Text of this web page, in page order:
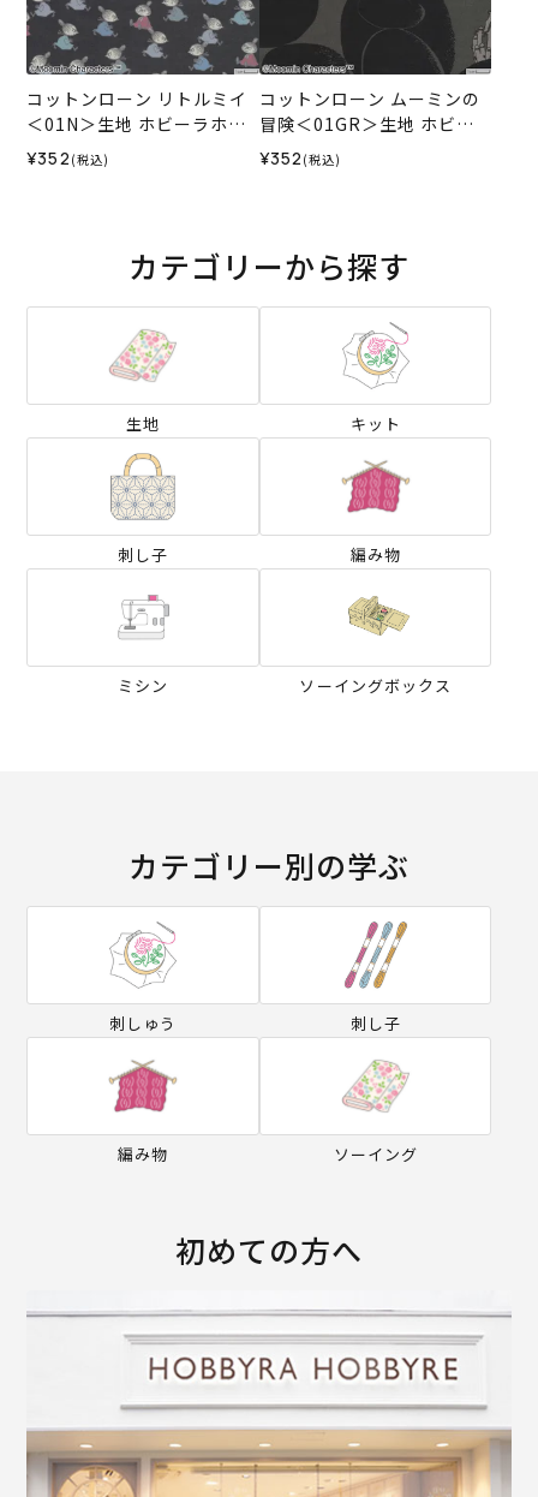
コットンローン リトルミイ
＜01N＞生地 ホビーラホビ
ーレデザインコレクション
¥352 (税込)
コットンローン ムーミンの
冒険＜01GR＞生地 ホビー
ラホビーレデザインコレク
ション
¥352 (税込)
カテゴリーから探す
生地 キット
刺し子 編み物
ミシン ソーイングボックス
カテゴリー別の学ぶ
刺しゅう 刺し子
編み物 ソーイング
初めての方へ